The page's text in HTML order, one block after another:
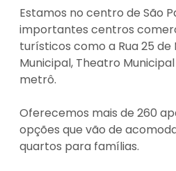
Estamos no centro de São
importantes centros
turísticos como a Rua 25 de
Municipal, Theatro
metrô.
Oferecemos mais de 260
opções que vão de
quartos para famílias.